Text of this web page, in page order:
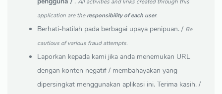
application are theresponsibility of each user.
Berhati-hatilah pada berbagai upaya penipuan. / Be
cautious of various fraud attempts.
Laporkan kepada kami jika anda menemukan URL
dengan konten negatif / membahayakan yang
dipersingkat menggunakan aplikasi ini. Terima kasih. /